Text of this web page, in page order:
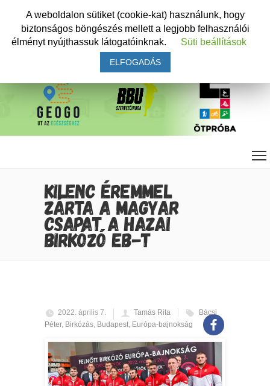
KILENC ÉREMMEL
ZÁRTA A MAGYAR
CSAPAT A HAZAI
BIRKÓZÓ EB-T
2022. április 7. Tamás Rita
Bácsi
Péter, Birkózás, Budapest, Európa-bajnokság
A weboldalon sütiket (cookie-kat) használunk, hogy
biztonságos böngészés mellett a legjobb felhasználói
élményt nyújthassuk látogatóinknak.
Süti beállítások
ELFOGADÁS